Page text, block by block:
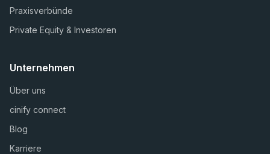
Praxisverbünde
Private Equity & Investoren
Unternehmen
Über uns
cinify connect
Blog
Karriere